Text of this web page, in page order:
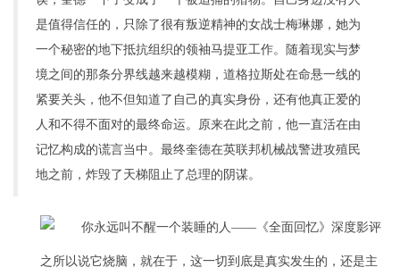
是值得信任的，只除了很有叛逆精神的女战士梅琳娜，她为
一个秘密的地下抵抗组织的领袖马提亚工作。随着现实与梦
境之间的那条分界线越来越模糊，道格拉斯处在命悬一线的
紧要关头，他不但知道了自己的真实身份，还有他真正爱的
人和不得不面对的最终命运。原来在此之前，他一直活在由
记忆构成的谎言当中。最终奎德在英联邦机械战警进攻殖民
地之前，炸毁了天梯阻止了总理的阴谋。
之所以说它烧脑，就在于，这一切到底是真实发生的，还是主